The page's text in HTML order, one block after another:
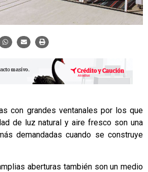
con grandes ventanales por los que
de luz natural y aire fresco son una
demandadas cuando se construye
aberturas también son un medio